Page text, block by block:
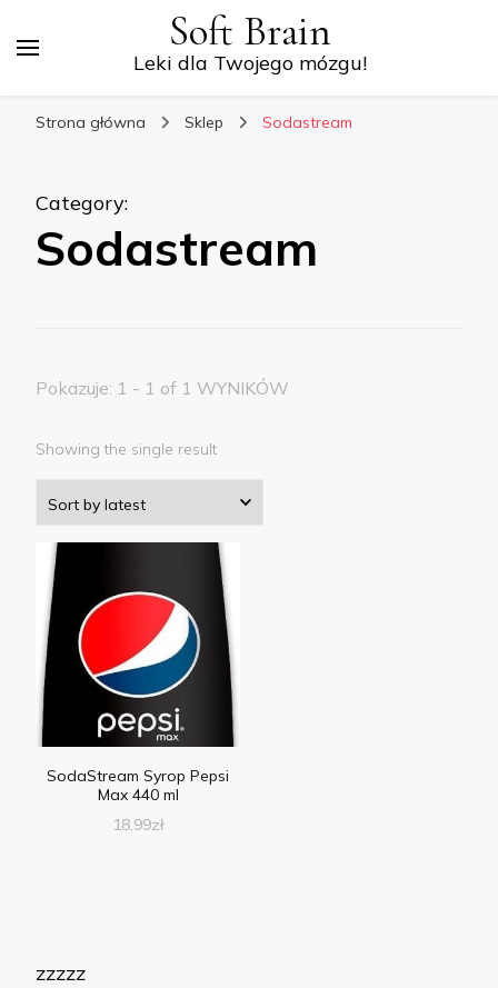
Soft Brain
Leki dla Twojego mózgu!
Strona główna Sklep Sodastream
Category:
Sodastream
Pokazuje: 1 - 1 of 1 WYNIKÓW
Showing the single result
SodaStream Syrop Pepsi
Max 440 ml
18,99zł
zzzzz